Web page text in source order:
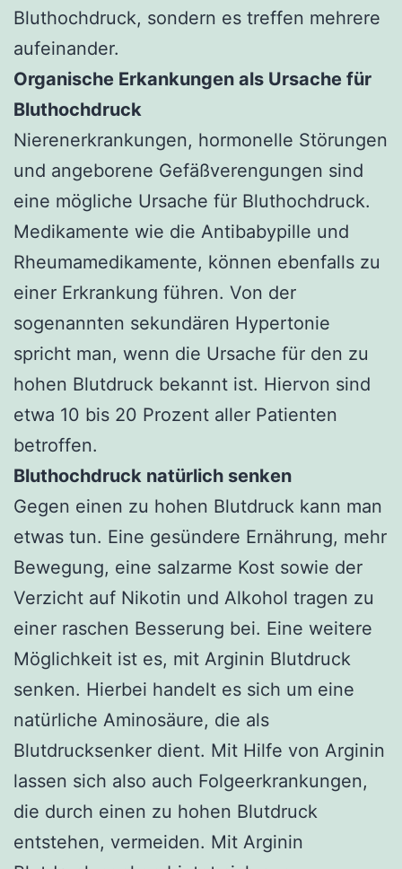
Bluthochdruck, sondern es treffen mehrere
aufeinander.
Organische Erkankungen als Ursache für
Bluthochdruck
Nierenerkrankungen, hormonelle Störungen
und angeborene Gefäßverengungen sind
eine mögliche Ursache für Bluthochdruck.
Medikamente wie die Antibabypille und
Rheumamedikamente, können ebenfalls zu
einer Erkrankung führen. Von der
sogenannten sekundären Hypertonie
spricht man, wenn die Ursache für den zu
hohen Blutdruck bekannt ist. Hiervon sind
etwa 10 bis 20 Prozent aller Patienten
betroffen.
Bluthochdruck natürlich senken
Gegen einen zu hohen Blutdruck kann man
etwas tun. Eine gesündere Ernährung, mehr
Bewegung, eine salzarme Kost sowie der
Verzicht auf Nikotin und Alkohol tragen zu
einer raschen Besserung bei. Eine weitere
Möglichkeit ist es, mit Arginin Blutdruck
senken. Hierbei handelt es sich um eine
natürliche Aminosäure, die als
Blutdrucksenker dient. Mit Hilfe von Arginin
lassen sich also auch Folgeerkrankungen,
die durch einen zu hohen Blutdruck
entstehen, vermeiden. Mit Arginin